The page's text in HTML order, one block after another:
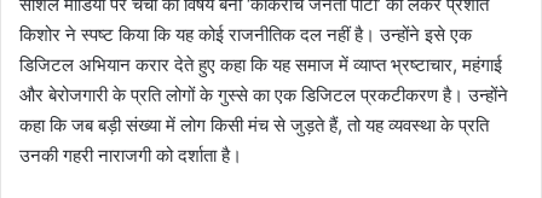
किशोर ने स्पष्ट किया कि यह कोई राजनीतिक दल नहीं है। उन्होंने इसे एक
डिजिटल अभियान करार देते हुए कहा कि यह समाज में व्याप्त भ्रष्टाचार, महंगाई
और बेरोजगारी के प्रति लोगों के गुस्से का एक डिजिटल प्रकटीकरण है। उन्होंने
कहा कि जब बड़ी संख्या में लोग किसी मंच से जुड़ते हैं, तो यह व्यवस्था के प्रति
उनकी गहरी नाराजगी को दर्शाता है।